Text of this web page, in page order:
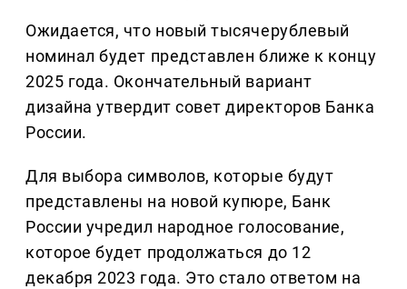
Ожидается, что новый тысячерублевый
номинал будет представлен ближе к концу
2025 года. Окончательный вариант
дизайна утвердит совет директоров Банка
России.
Для выбора символов, которые будут
представлены на новой купюре, Банк
России учредил народное голосование,
которое будет продолжаться до 12
декабря 2023 года. Это стало ответом на